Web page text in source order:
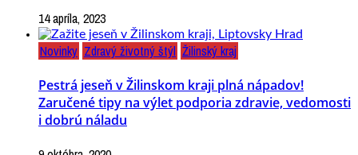
14 apríla, 2023
Novinky Zdravý životný štýl Žilinský kraj
Pestrá jeseň v Žilinskom kraji plná nápadov!
Zaručené tipy na výlet podporia zdravie, vedomosti
i dobrú náladu